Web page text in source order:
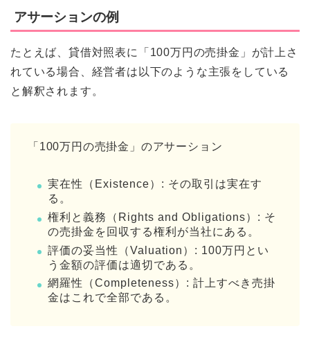
アサーションの例
たとえば、貸借対照表に「100万円の売掛金」が計上さ
れている場合、経営者は以下のような主張をしている
と解釈されます。
「100万円の売掛金」のアサーション
実在性（Existence）: その取引は実在す
る。
権利と義務（Rights and Obligations）: そ
の売掛金を回収する権利が当社にある。
評価の妥当性（Valuation）: 100万円とい
う金額の評価は適切である。
網羅性（Completeness）: 計上すべき売掛
金はこれで全部である。